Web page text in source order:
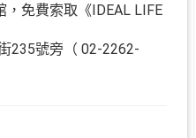
，免費索取《IDEAL LIFE
235號旁（ 02-2262-